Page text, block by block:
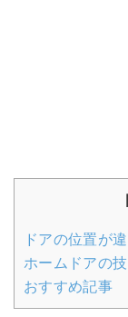
ドアの位置が
ホームドアの
おすすめ記事